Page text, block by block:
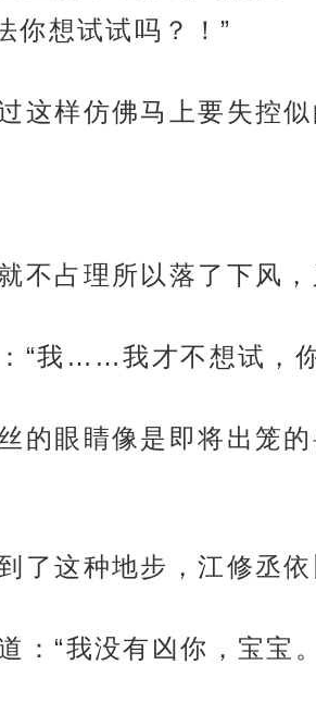
你想试试吗？！”
这样仿佛马上要失控
不占理所以落了下风
“我……我才不想试，
的眼睛像是即将出笼
了这种地步，江修丞
：“我没有凶你，宝宝